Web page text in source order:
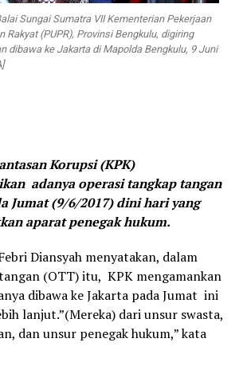
Sungai Sumatra VII Kementerian Pekerjaan
Rakyat (PUPR), Provinsi Bengkulu, digiring
dibawa ke Jakarta di Mapolda Bengkulu, 9 Juni
Korupsi (KPK)
adanya operasi tangkap tangan
Jumat (9/6/2017) dini hari yang
aparat penegak hukum.
Diansyah menyatakan, dalam
(OTT) itu, KPK mengamankan
dibawa ke Jakarta pada Jumat ini
lanjut.”(Mereka) dari unsur swasta,
dan unsur penegak hukum,” kata